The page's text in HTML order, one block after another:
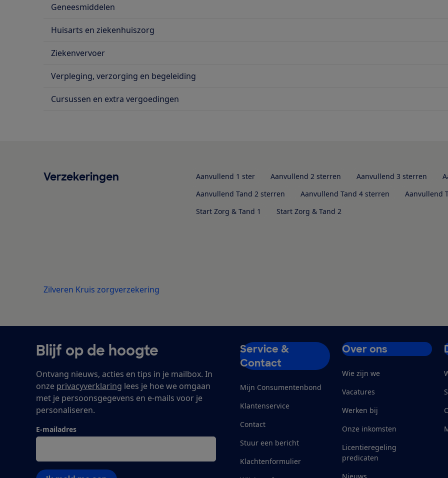
Geneesmiddelen
Huisarts en ziekenhuiszorg
Ziekenvervoer
Verpleging, verzorging en begeleiding
Cursussen en extra vergoedingen
Verzekeringen Aanvullend 1 ster Aanvullend 2 sterren Aanvullend 3 sterren
Aanvullend Tand 2 sterren
Aanvullend Tand 4 sterren
Aanvullend
Start Zorg & Tand 1
Start Zorg & Tand 2
Zilveren Kruis zorgverzekering
Blijf op de hoogte
Ontvang nieuws, acties en tips in je mailbox. In
onze privacyverklaring lees je hoe we omgaan
met je persoonsgegevens en e-mails voor je
personaliseren.
E-mailadres
Service &
Contact
Mijn Consumentenbond
Klantenservice
Contact
Stuur een bericht
Klachtenformulier
Over ons
Wie zijn we
Vacatures
Werken bij
Onze inkomsten
Licentieregeling
predicaten